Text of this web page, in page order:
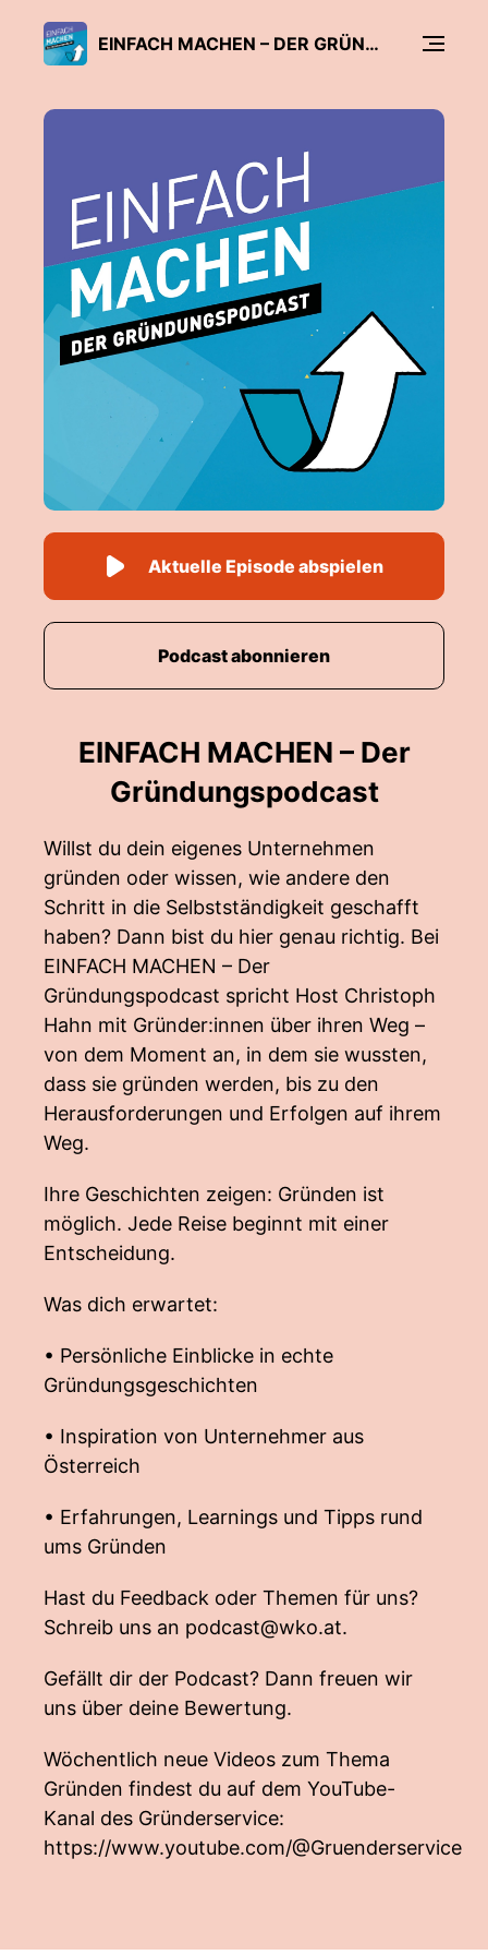
EINFACH MACHEN – DER GRÜNDUNGSPODCAST
EINFACH MACHEN – Der
Gründungspodcast
Willst du dein eigenes Unternehmen
gründen oder wissen, wie andere den
Schritt in die Selbstständigkeit geschafft
haben? Dann bist du hier genau richtig. Bei
EINFACH MACHEN – Der
Gründungspodcast spricht Host Christoph
Hahn mit Gründer:innen über ihren Weg –
von dem Moment an, in dem sie wussten,
dass sie gründen werden, bis zu den
Herausforderungen und Erfolgen auf ihrem
Weg.
Ihre Geschichten zeigen: Gründen ist
möglich. Jede Reise beginnt mit einer
Entscheidung.
Was dich erwartet:
• Persönliche Einblicke in echte
Gründungsgeschichten
• Inspiration von Unternehmer aus
Österreich
• Erfahrungen, Learnings und Tipps rund
ums Gründen
Hast du Feedback oder Themen für uns?
Schreib uns an podcast@wko.at.
Gefällt dir der Podcast? Dann freuen wir
uns über deine Bewertung.
Wöchentlich neue Videos zum Thema
Gründen findest du auf dem YouTube-
Kanal des Gründerservice:
https://www.youtube.com/@Gruenderservice
Aktuelle Episode abspielen
Podcast abonnieren